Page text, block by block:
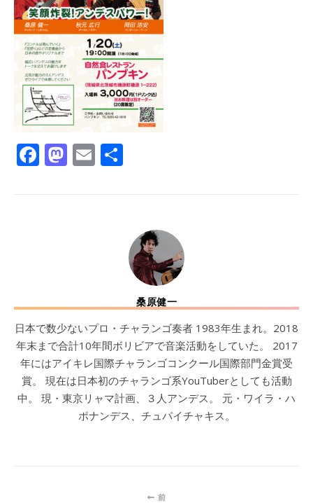
Facebook
Mastodon
Email
桑原健一
日本で数少ないプロ・チャランゴ奏者 1983年生まれ。2018
年末まで合計10年間ボリビアで音楽活動をしていた。 2017
年にはアイキレ国際チャランゴコンクール国際部門金賞受
賞。 現在は日本初のチャランゴ系YouTuberとしても活動
中。 現・東京リャマ計画、３人アンデス。 元・ワイラ・ハ
ポナンデス、チュパイチャキス。
前